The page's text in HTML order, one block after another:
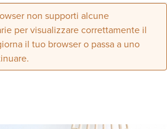
non supporti alcune
per visualizzare correttamente il
il tuo browser o passa a uno